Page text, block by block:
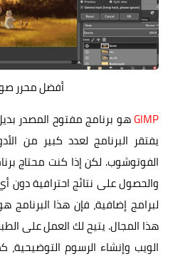
أفضل محرر
GIMPهو برنامج مفتوح المصدر
يفتقر البرنامج لعدد كبير من
الفوتوشوب. لكن إذا كنت محتاج
والحصول على نتائج احترافية دون
لبرامج إضافية، فإن هذا
هذا المجال. يتيح لك العمل على
الويب وإنشاء الرسوم